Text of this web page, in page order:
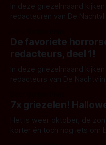
In deze griezelmaand
redacteuren van De
onze redactie nog steeds
als je wilt zien wat onze
De favoriete
redacteurs, deel 1!
In deze griezelmaand
redacteurs van De
diepgewortelde
van horrorfilms op veel te
trappen we af met de
7x griezelen!
Het is weer oktober, de
korter én toch nog iets om